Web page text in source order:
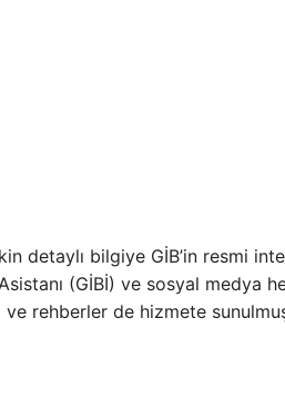
detaylı bilgiye GİB’in resmi
(GİBİ) ve sosyal medya
rehberler de hizmete